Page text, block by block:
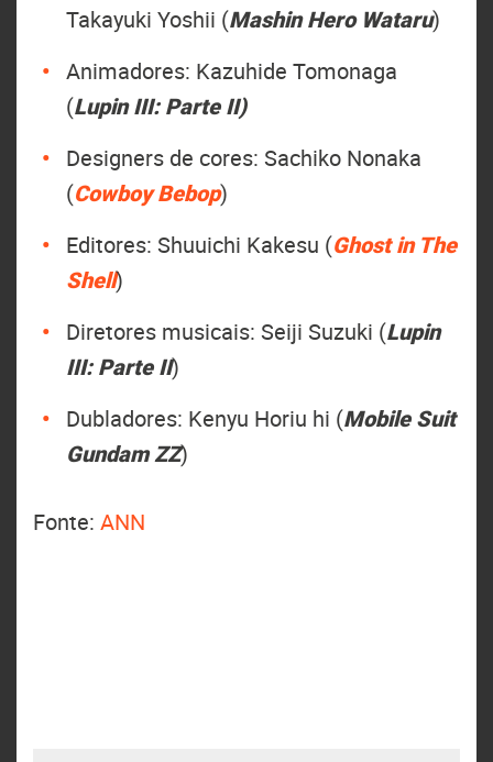
Takayuki Yoshii (Mashin Hero Wataru)
Animadores: Kazuhide Tomonaga
(Lupin III: Parte II)
Designers de cores: Sachiko Nonaka
(Cowboy Bebop)
Editores: Shuuichi Kakesu (Ghost in The
Shell)
Diretores musicais: Seiji Suzuki (Lupin
III: Parte II)
Dubladores: Kenyu Horiu hi (Mobile Suit
Gundam ZZ)
Fonte: ANN